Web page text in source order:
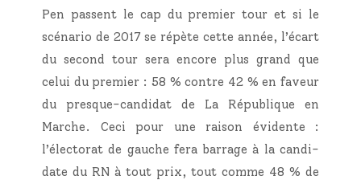
Pen passent le cap du pre­mier tour et si le
scé­na­rio de 2017 se répète cette année, l’écart
du second tour sera encore plus grand que
celui du pre­mier : 58 % contre 42 % en faveur
du presque-can­di­dat de La Répu­blique en
Marche. Ceci pour une rai­son évi­dente :
l’électorat de gauche fera bar­rage à la can­di­
date du RN à tout prix, tout comme 48 % de